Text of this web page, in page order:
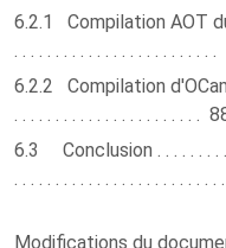
6.2.1 Compilation AOT
. . . . . . . . . . . . . . . . . . . . . . .
6.2.2 Compilation d'OCaml
. . . . . . . . . . . . . . . . . . . . . . .
6.3 Conclusion . . . . . . . . . .
. . . . . . . . . . . . . . . . . . . . . . . . .
Modifications du